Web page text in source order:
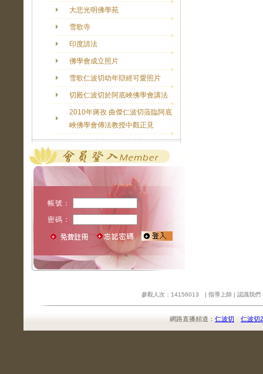
大悲光明佛學苑
雪歌寺
印度請法
佛學會成立照片
雪歌仁波切幼年辯經可愛照片
切殿仁波切於阿底峽佛學會講法
2010年蔣孜 曲傑仁波切蒞臨阿底
峽佛學會傳法教授中觀正見
帳號：
密碼：
參觀人次：14156013 | 指導上師 | 認識我們
網路直播頻道： 仁波切 仁波切2